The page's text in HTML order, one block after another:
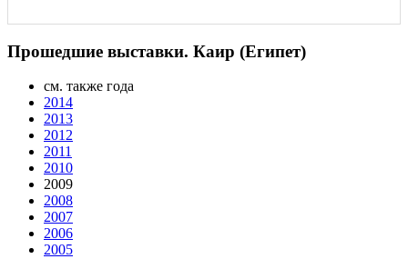
Прошедшие выставки. Каир (Египет)
см. также года
2014
2013
2012
2011
2010
2009
2008
2007
2006
2005